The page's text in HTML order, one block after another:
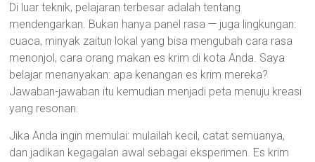
Di luar teknik, pelajaran terbesar adalah tentang
mendengarkan. Bukan hanya panel rasa — juga lingkungan:
cuaca, minyak zaitun lokal yang bisa mengubah cara rasa
menonjol, cara orang makan es krim di kota Anda. Saya
belajar menanyakan: apa kenangan es krim mereka?
Jawaban-jawaban itu kemudian menjadi peta menuju kreasi
yang resonan.
Jika Anda ingin memulai: mulailah kecil, catat semuanya,
dan jadikan kegagalan awal sebagai eksperimen. Es krim